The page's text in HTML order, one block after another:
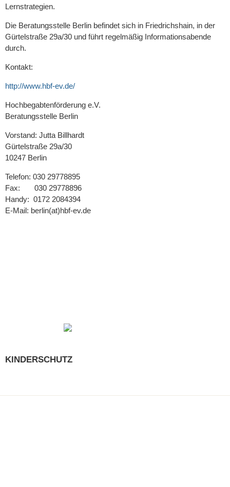
Lernstrategien.
Die Beratungsstelle Berlin befindet sich in Friedrichshain, in der
Gürtelstraße 29a/30 und führt regelmäßig Informationsabende
durch.
Kontakt:
http://www.hbf-ev.de/
Hochbegabtenförderung e.V.
Beratungsstelle Berlin
Vorstand: Jutta Billhardt
Gürtelstraße 29a/30
10247 Berlin
Telefon: 030 29778895
Fax: 030 29778896
Handy: 0172 2084394
E-Mail: berlin(at)hbf-ev.de
KINDERSCHUTZ